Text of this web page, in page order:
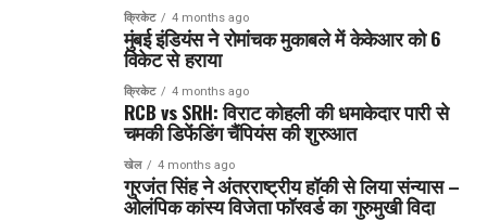
क्रिकेट 4 months ago
मुंबई इंडियंस ने रोमांचक मुकाबले में केकेआर को 6
विकेट से हराया
क्रिकेट 4 months ago
RCB vs SRH: विराट कोहली की धमाकेदार पारी से
चमकी डिफेंडिंग चैंपियंस की शुरुआत
खेल 4 months ago
गुरजंत सिंह ने अंतरराष्ट्रीय हॉकी से लिया संन्यास –
ओलंपिक कांस्य विजेता फॉरवर्ड का गुरुमुखी विदा